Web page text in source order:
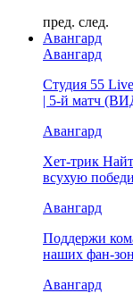
пред. след.
Авангард
Авангард
Студия 55
| 5-й матч
Авангард
Хет-трик
всухую
Авангард
Поддержи
наших фан-
Авангард